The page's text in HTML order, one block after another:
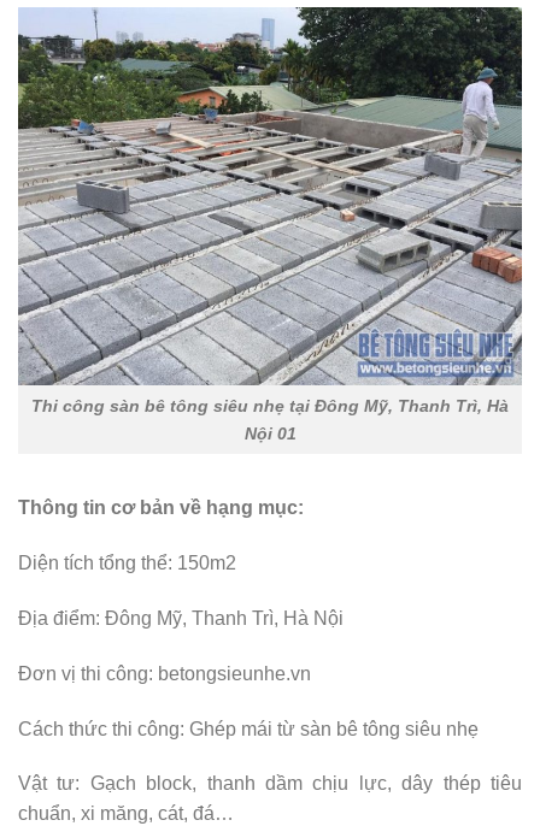
Thi công sàn bê tông siêu nhẹ tại Đông Mỹ, Thanh Trì, Hà
Nội 01
Thông tin cơ bản về hạng mục:
Diện tích tổng thể: 150m2
Địa điểm: Đông Mỹ, Thanh Trì, Hà Nội
Đơn vị thi công: betongsieunhe.vn
Cách thức thi công: Ghép mái từ sàn bê tông siêu nhẹ
Vật tư: Gạch block, thanh dầm chịu lực, dây thép tiêu
chuẩn, xi măng, cát, đá…